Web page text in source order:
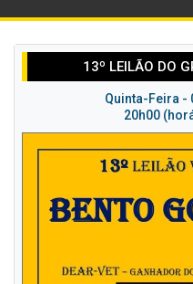
13º LEILÃO DO
Quinta-Feira -
20h00